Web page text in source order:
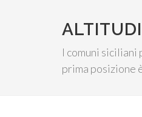
I comuni
prima posizione